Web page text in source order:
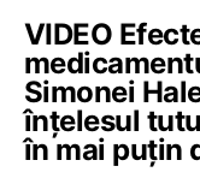
VIDEO
Simonei
înțelesul
în mai puțin